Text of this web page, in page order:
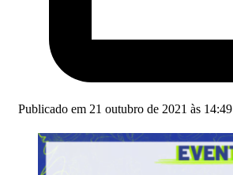
Publicado em 21 outubro de 2021 às 14:49